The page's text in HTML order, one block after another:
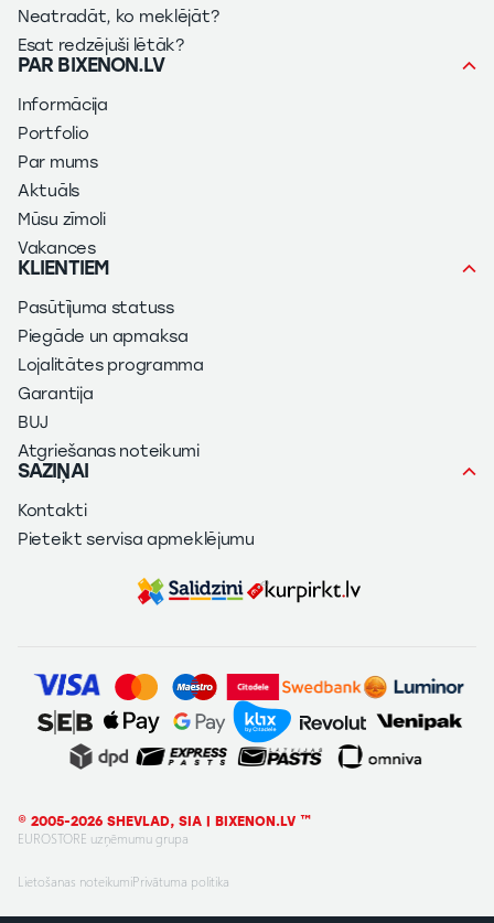
Neatradāt, ko meklējāt?
Esat redzējuši lētāk?
PAR BIXENON.LV
Informācija
Portfolio
Par mums
Aktuāls
Mūsu zīmoli
Vakances
KLIENTIEM
Pasūtījuma statuss
Piegāde un apmaksa
Lojalitātes programma
Garantija
BUJ
Atgriešanas noteikumi
SAZIŅAI
Kontakti
Pieteikt servisa apmeklējumu
© 2005-2026 SHEVLAD, SIA | BIXENON.LV ™
EUROSTORE uzņēmumu grupa
Lietošanas noteikumiPrivātuma politika